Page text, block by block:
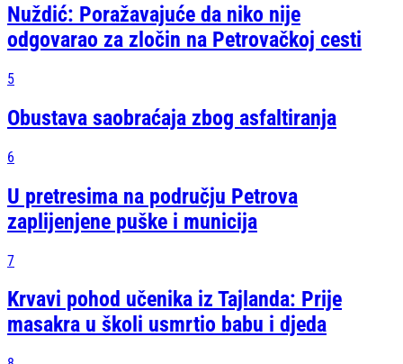
Nuždić: Poražavajuće da niko nije
odgovarao za zločin na Petrovačkoj cesti
5
Obustava saobraćaja zbog asfaltiranja
6
U pretresima na području Petrova
zaplijenjene puške i municija
7
Krvavi pohod učenika iz Tajlanda: Prije
masakra u školi usmrtio babu i djeda